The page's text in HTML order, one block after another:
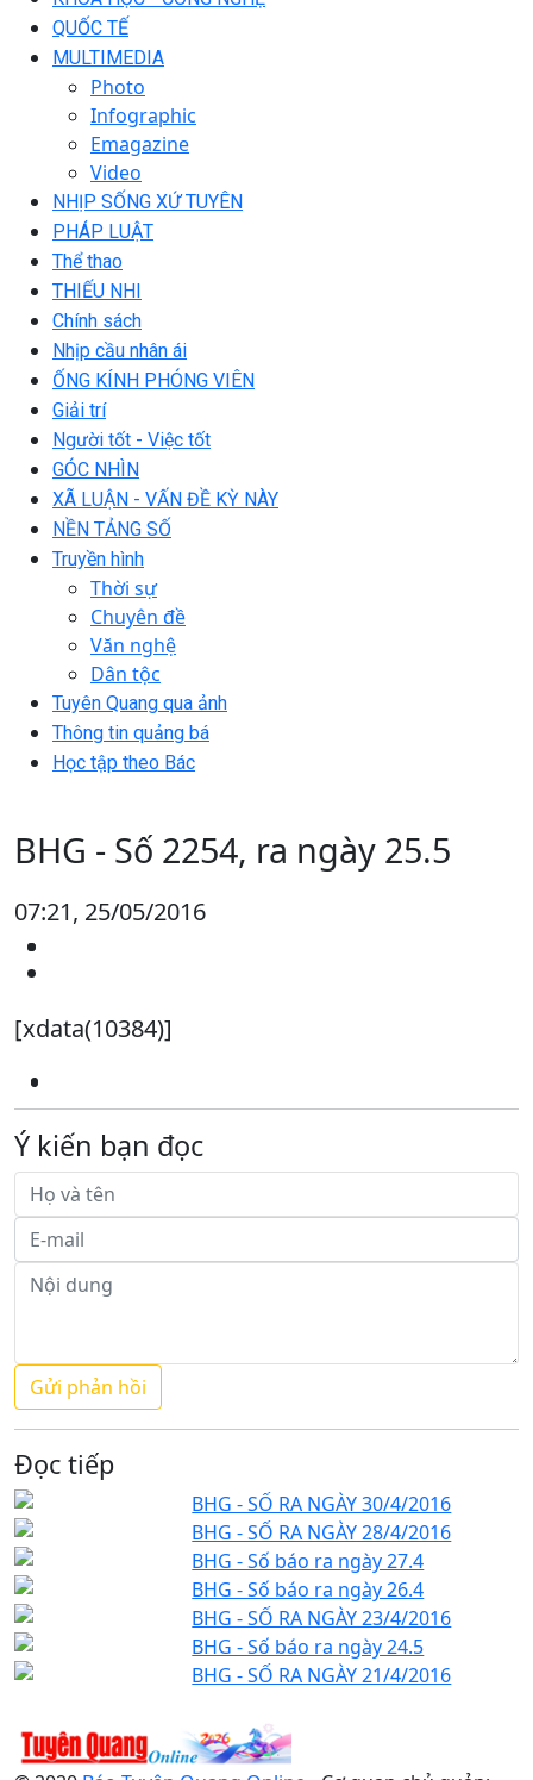
QUỐC TẾ
MULTIMEDIA
Photo
Infographic
Emagazine
Video
NHỊP SỐNG XỨ TUYÊN
PHÁP LUẬT
Thể thao
THIẾU NHI
Chính sách
Nhịp cầu nhân ái
ỐNG KÍNH PHÓNG VIÊN
Giải trí
Người tốt - Việc tốt
GÓC NHÌN
XÃ LUẬN - VẤN ĐỀ KỲ NÀY
NỀN TẢNG SỐ
Truyền hình
Thời sự
Chuyên đề
Văn nghệ
Dân tộc
Tuyên Quang qua ảnh
Thông tin quảng bá
Học tập theo Bác
BHG - Số 2254, ra ngày 25.5
07:21, 25/05/2016
[xdata(10384)]
Ý kiến bạn đọc
Đọc tiếp
BHG - SỐ RA NGÀY 30/4/2016
BHG - SỐ RA NGÀY 28/4/2016
BHG - Số báo ra ngày 27.4
BHG - Số báo ra ngày 26.4
BHG - SỐ RA NGÀY 23/4/2016
BHG - Số báo ra ngày 24.5
BHG - SỐ RA NGÀY 21/4/2016